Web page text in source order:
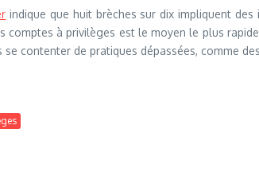
indique que huit brèches sur dix impliquent
comptes à privilèges est le moyen le plus
contenter de pratiques dépassées, comme